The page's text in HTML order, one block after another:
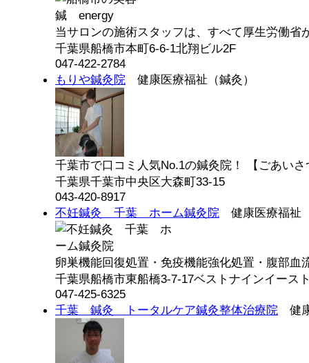
当サロンの施術スタッフは、すべて厚生労働省
千葉県船橋市本町6-6-1北翔ビル2F
047-422-2784
もりや鍼灸院 健康医療福祉（鍼灸）
千葉市で口コミ人気No.1の鍼灸院！ 【ごあい
千葉県千葉市中央区大森町33-15
043-420-8917
不妊鍼灸 千葉 ホーム鍼灸院 健康医療福祉
卵巣機能回復処置・免疫機能強化処置・腹部血
千葉県船橋市東船橋3-7-17ベストナインイース
047-425-6325
千葉 鍼灸 トータルケア鍼灸整体治療院 健